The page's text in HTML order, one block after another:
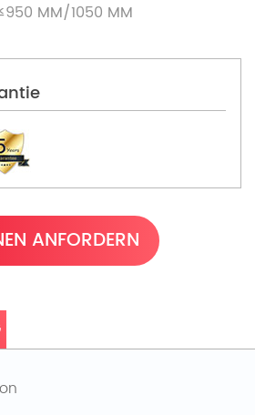
MM/1050 MM
ANFORDERN